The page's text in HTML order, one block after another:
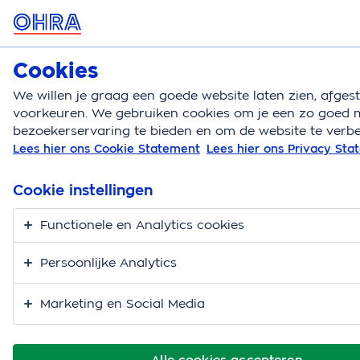
MENU
Zorgverzekering
Zorgverzekering Budgetassistent Ik heb
Ik heb schulden
Cookies
We willen je graag een goede website laten zien,
voorkeuren. We gebruiken cookies om je een zo goed
bezoekerservaring te bieden en om de website te
Lees hier ons Cookie Statement Lees hier ons Privacy
Cookie instellingen
Functionele en Analytics cookies
Persoonlijke Analytics
Marketing en Social Media